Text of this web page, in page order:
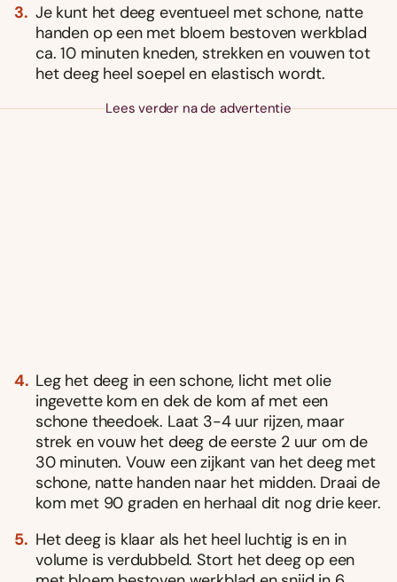
Je kunt het deeg eventueel met schone, natte
handen op een met bloem bestoven werkblad
ca. 10 minuten kneden, strekken en vouwen tot
het deeg heel soepel en elastisch wordt.
Lees verder na de advertentie
Leg het deeg in een schone, licht met olie
ingevette kom en dek de kom af met een
schone theedoek. Laat 3-4 uur rijzen, maar
strek en vouw het deeg de eerste 2 uur om de
30 minuten. Vouw een zijkant van het deeg met
schone, natte handen naar het midden. Draai de
kom met 90 graden en herhaal dit nog drie keer.
Het deeg is klaar als het heel luchtig is en in
volume is verdubbeld. Stort het deeg op een